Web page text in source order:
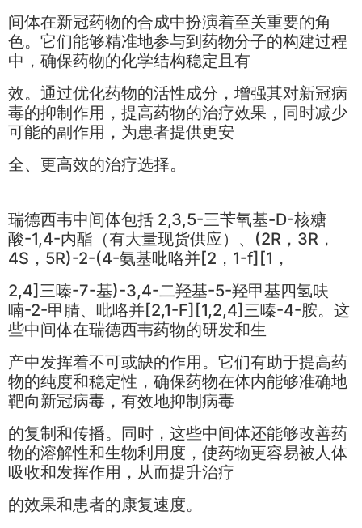
间体在新冠药物的合成中扮演着至关重要的角
色。它们能够精准地参与到药物分子的构建过程
中，确保药物的化学结构稳定且有
效。通过优化药物的活性成分，增强其对新冠病
毒的抑制作用，提高药物的治疗效果，同时减少
可能的副作用，为患者提供更安
全、更高效的治疗选择。
瑞德西韦中间体包括 2,3,5-三苄氧基-D-核糖
酸-1,4-内酯（有大量现货供应）、(2R，3R，
4S，5R)-2-(4-氨基吡咯并[2，1-f][1，
2,4]三嗪-7-基)-3,4-二羟基-5-羟甲基四氢呋
喃-2-甲腈、吡咯并[2,1-F][1,2,4]三嗪-4-胺。这
些中间体在瑞德西韦药物的研发和生
产中发挥着不可或缺的作用。它们有助于提高药
物的纯度和稳定性，确保药物在体内能够准确地
靶向新冠病毒，有效地抑制病毒
的复制和传播。同时，这些中间体还能够改善药
物的溶解性和生物利用度，使药物更容易被人体
吸收和发挥作用，从而提升治疗
的效果和患者的康复速度。